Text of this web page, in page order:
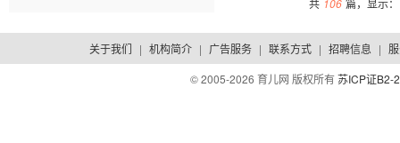
共 106 篇，显示
关于我们 | 机构简介 | 广告服务 | 联系方式 | 招聘信息 |
© 2005-2026 育儿网 版权所有苏ICP证B2-